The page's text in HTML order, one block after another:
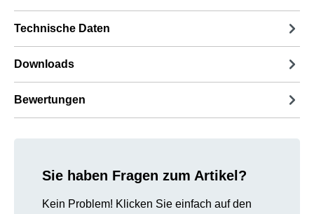
Technische Daten
Downloads
Bewertungen
Sie haben Fragen zum Artikel?
Kein Problem! Klicken Sie einfach auf den